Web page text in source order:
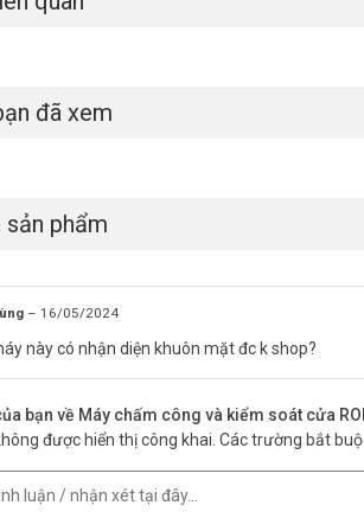
thuật máy chấm công và kiểm
điện kèm theo máy.
đã xem
phẩm
– 16/05/2024
này có nhận diện khuôn mặt đc k shop?
bạn về Máy chấm công và kiểm soát cửa
được hiển thị công khai. Các trường bắt